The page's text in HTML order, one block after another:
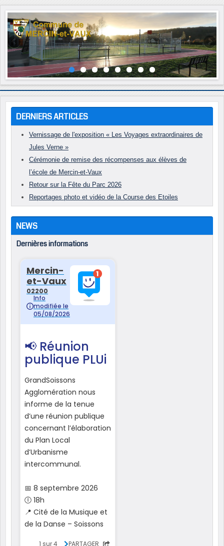
DERNIERS ARTICLES
Vernissage de l'exposition « Les Voyages extraordinaires de
Jules Verne »
Cérémonie de remise des récompenses aux élèves de
l’école de Mercin-et-Vaux
Retour sur la Fête du Parc 2026
Reportages photo et vidéo de la Course des Etoiles
NEWS
Dernières informations
Année
précédente
Mois
précédent
Année
suivante
Mois
suivant